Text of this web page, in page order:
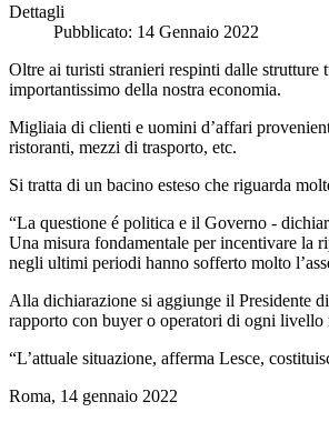
Dettagli
Pubblicato: 14 Gennaio 2022
Oltre ai turisti stranieri respinti dalle strutture
importantissimo della nostra economia.
Migliaia di clienti e uomini d’affari
ristoranti, mezzi di trasporto, etc.
Si tratta di un bacino esteso che riguarda
“La questione é politica e il Governo -
Una misura fondamentale per incentivare la
negli ultimi periodi hanno sofferto molto
Alla dichiarazione si aggiunge il Presidente
rapporto con buyer o operatori di ogni livello
“L’attuale situazione, afferma Lesce,
Roma, 14 gennaio 2022